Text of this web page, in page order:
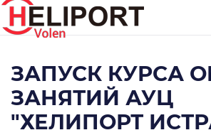
ЗАПУСК КУРСА
ЗАНЯТИЙ АУЦ
"ХЕЛИПОРТ